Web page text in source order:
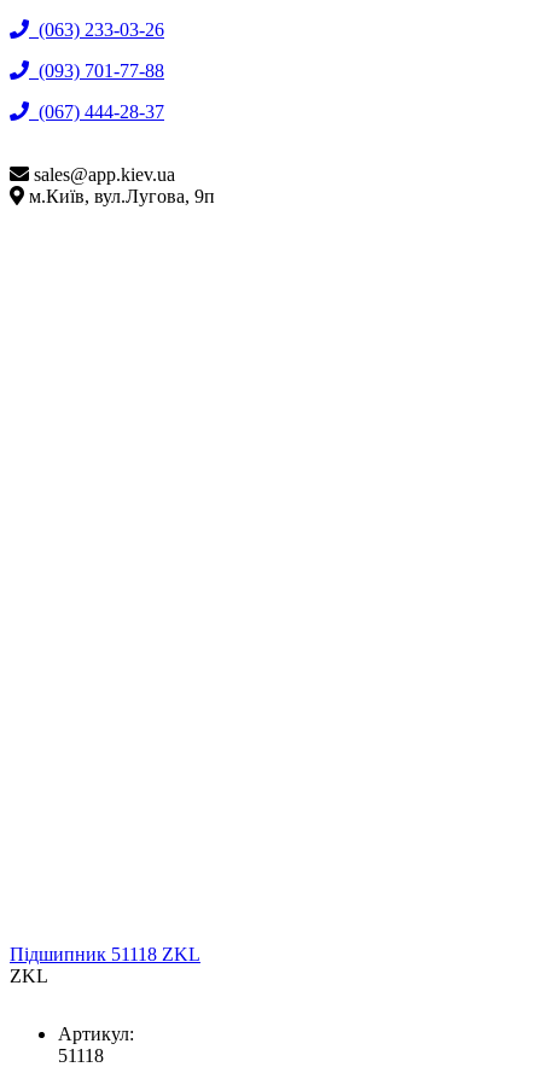
(063) 233-03-26
(093) 701-77-88
(067) 444-28-37
sales@app.kiev.ua
м.Київ, вул.Лугова, 9п
Підшипник 51118 ZKL
ZKL
Артикул:
51118